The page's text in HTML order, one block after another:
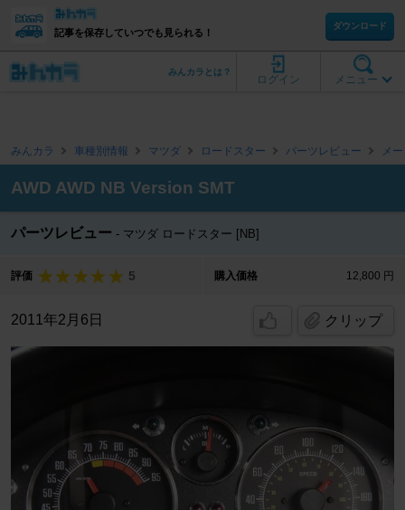
記事を保存していつでも見られる！
ダウンロード
メニュー
ログイン
みんカラとは？
みんカラ 車種別情報 マツダ ロードスター パーツレビュー メ
AWD AWD NB Version SMT
パーツレビュー マツダ ロードスター [NB]
評価 5 購入価格 12,800 円
2011年2月6日 クリップ